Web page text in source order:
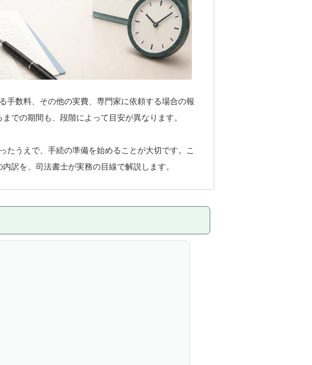
手数料、その他の実費、専門家に依頼する場合の報
での期間も、段階によって目安が異なります。
たうえで、手続の準備を始めることが大切です。こ
訳を、司法書士が実務の目線で解説します。